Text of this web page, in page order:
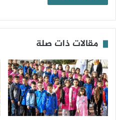
مقالات ذات صلة